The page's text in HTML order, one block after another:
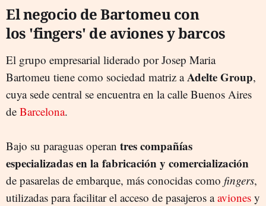
El negocio de Bartomeu con
los 'fingers' de aviones y barcos
El grupo empresarial liderado por Josep Maria
Bartomeu tiene como sociedad matriz aAdelte Group,
cuya sede central se encuentra en la calle Buenos Aires
de Barcelona.
Bajo su paraguas operan tres compañías
especializadas en la fabricación y comercialización
de pasarelas de embarque, más conocidas como fingers,
utilizadas para facilitar el acceso de pasajeros aaviones y